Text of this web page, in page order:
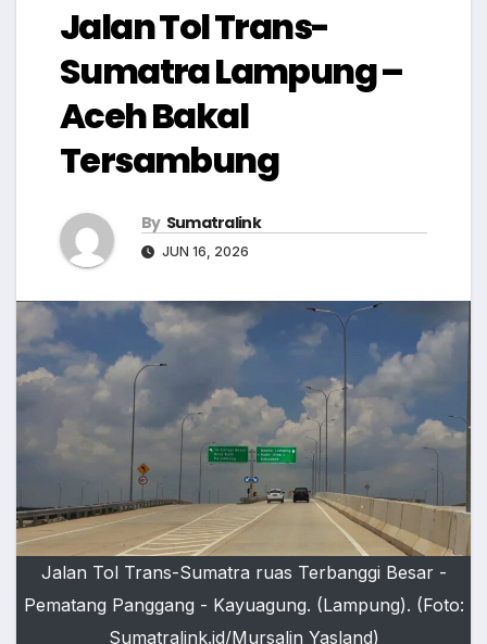
Jalan Tol Trans-
Sumatra Lampung –
Aceh Bakal
Tersambung
By Sumatralink
JUN 16, 2026
Jalan Tol Trans-Sumatra ruas Terbanggi Besar -
Pematang Panggang - Kayuagung. (Lampung). (Foto:
Sumatralink.id/Mursalin Yasland)